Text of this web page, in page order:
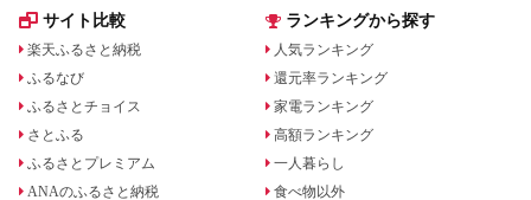
サイト比較
楽天ふるさと納税
ふるなび
ふるさとチョイス
さとふる
ふるさとプレミアム
ANAのふるさと納税
ランキングから探す
人気ランキング
還元率ランキング
家電ランキング
高額ランキング
一人暮らし
食べ物以外